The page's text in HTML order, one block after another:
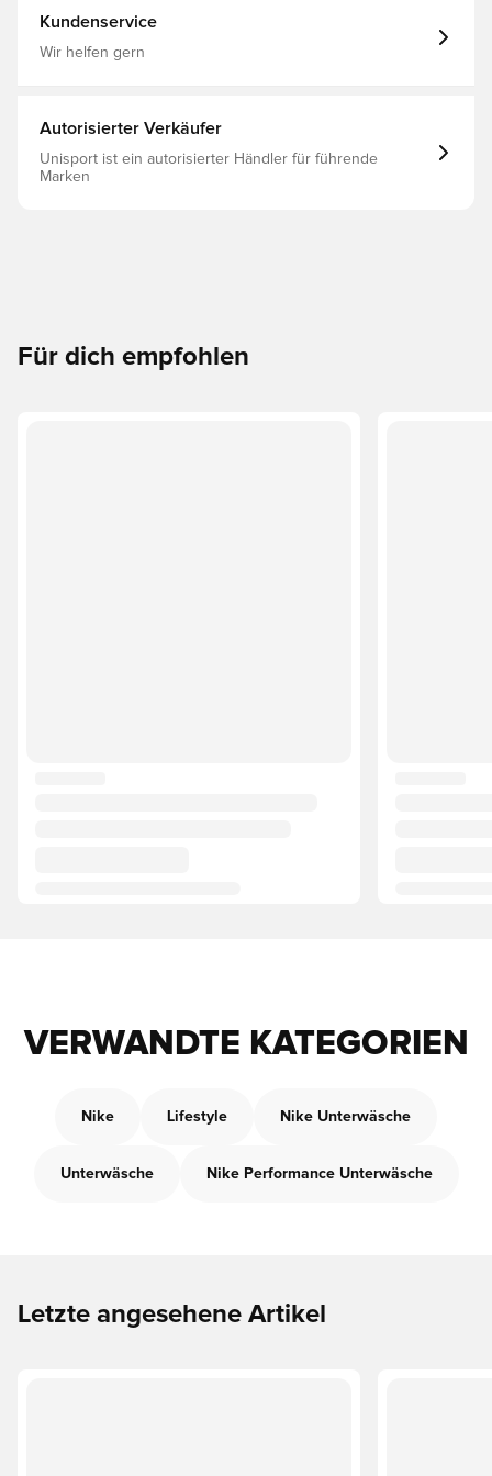
Kundenservice
Wir helfen gern
Autorisierter Verkäufer
Unisport ist ein autorisierter Händler für führende
Marken
Für dich empfohlen
VERWANDTE KATEGORIEN
Nike Lifestyle Nike Unterwäsche
Unterwäsche Nike Performance Unterwäsche
Letzte angesehene Artikel